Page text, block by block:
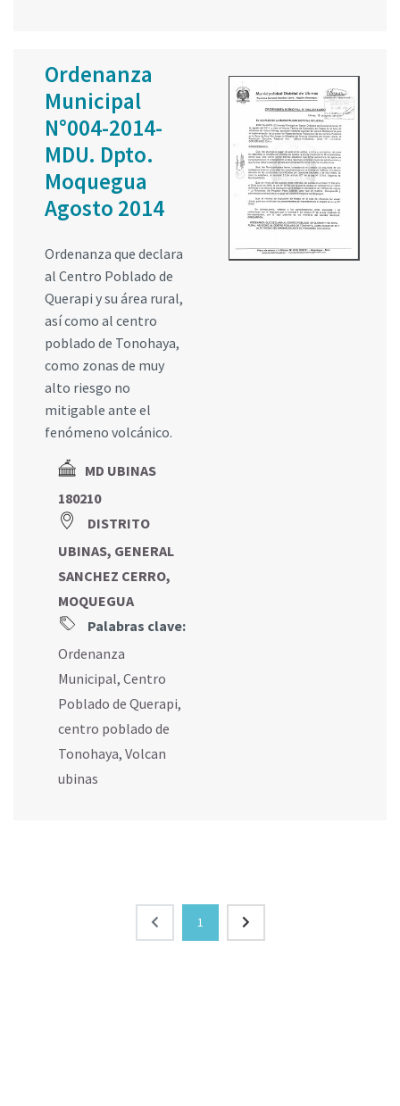
Ordenanza
Municipal
N°004-2014-
MDU. Dpto.
Moquegua
Agosto 2014
Ordenanza que declara
al Centro Poblado de
Querapi y su área rural,
así como al centro
poblado de Tonohaya,
como zonas de muy
alto riesgo no
mitigable ante el
fenómeno volcánico.
MD UBINAS
180210
DISTRITO
UBINAS, GENERAL
SANCHEZ CERRO,
MOQUEGUA
Palabras clave:
Ordenanza
Municipal, Centro
Poblado de Querapi,
centro poblado de
Tonohaya, Volcan
ubinas
1